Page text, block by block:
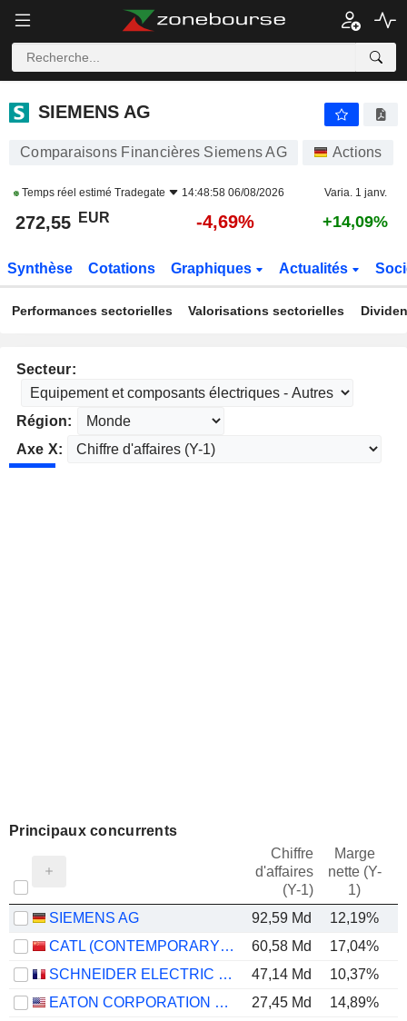
SIEMENS AG
SIEMENS AG
Comparaisons Financières Siemens AG Actions
Temps réel estimé Tradegate 14:48:58 06/08/2026 Varia. 1 janv.
272,55 EUR -4,69% +14,09%
Synthèse Cotations Graphiques Actualités
Performances sectorielles Valorisations sectorielles
Secteur:
Région:
Axe X:
Principaux concurrents
Chiffre
d'affaires
(Y-1)
Marge
nette (Y-
1)
SIEMENS AG 92,59 Md 12,19%
CATL (CONTEMPORARY AMPEREX TECHNOLOGY)
60,58 Md 17,04%
SCHNEIDER ELECTRIC SE
47,14 Md 10,37%
EATON CORPORATION PLC
27,45 Md 14,89%